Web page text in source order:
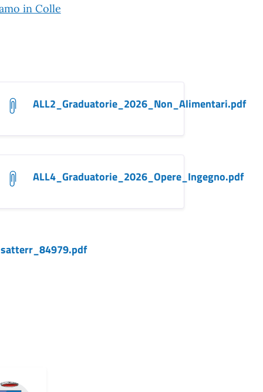
in Colle
ALL2_Graduatorie_2026_Non_Alimentari.pdf
ALL4_Graduatorie_2026_Opere_Ingegno.pdf